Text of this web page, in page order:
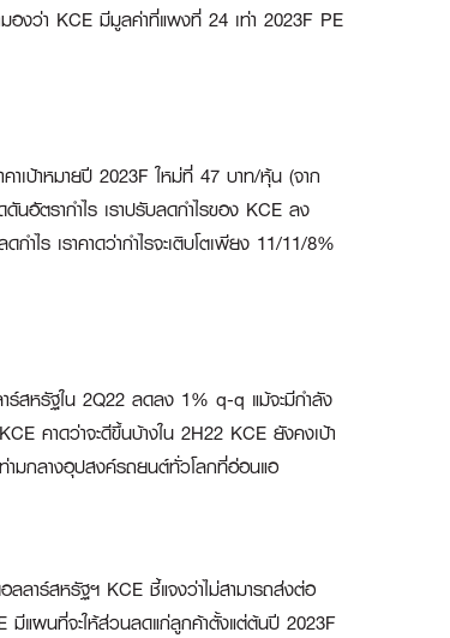
มองว่า KCE มีมูลค่าที่แพงที่ 24 เท่า 2023F PE
าเป้าหมายปี 2023F ใหม่ที่ 47 บาท/หุ้น (จาก
อัตรากำไร เราปรับลดกำไรของ KCE ลง
ร เราคาดว่ากำไรจะเติบโตเพียง 11/11/8%
ร์สหรัฐใน 2Q22 ลดลง 1% q-q แม้จะมีกำลัง
คาดว่าจะดีขึ้นบ้างใน 2H22 KCE ยังคงเป้า
ามกลางอุปสงค์รถยนต์ทั่วโลกที่อ่อนแอ
ลาร์สหรัฐฯ KCE ชี้แจงว่าไม่สามารถส่งต่อ
มีแผนที่จะให้ส่วนลดแก่ลูกค้าตั้งแต่ต้นปี 2023F